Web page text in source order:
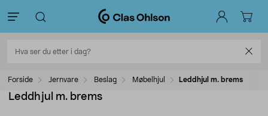
Forside Jernvare Beslag Møbelhjul Leddhjul m. brems
Leddhjul m. brems